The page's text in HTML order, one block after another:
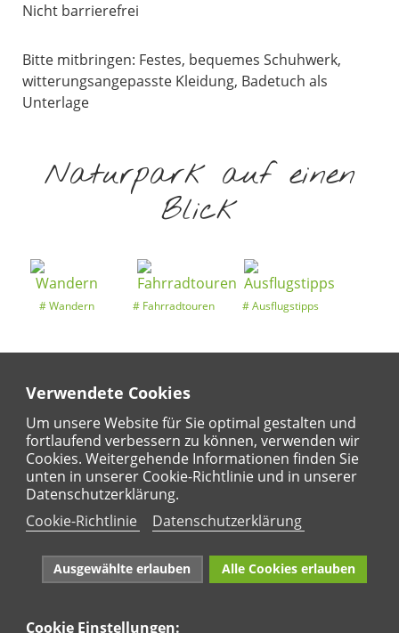
Verwendete Cookies
Um unsere Website für Sie optimal gestalten und
fortlaufend verbessern zu können, verwenden wir
Cookies. Weitergehende Informationen finden Sie
unten in unserer Cookie-Richtlinie und in unserer
Datenschutzerklärung.
Cookie-Richtlinie
Datenschutzerklärung
Ausgewählte erlauben Alle Cookies erlauben
Cookie Einstellungen:
Nicht barrierefrei
Bitte mitbringen: Festes, bequemes Schuhwerk,
witterungsangepasste Kleidung, Badetuch als
Unterlage
Naturpark auf einen
Blick
Wandern Fahrradtouren Ausflugstipps
Entdeckertouren Ansichten
Regional
Karte